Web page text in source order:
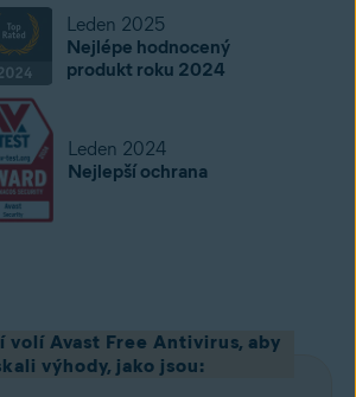
Leden 2025
Nejlépe hodnocený
produkt roku 2024
Leden 2024
Nejlepší ochrana
zdarma z Google Play
Avast Free Antivirus, aby
výhody, jako jsou: